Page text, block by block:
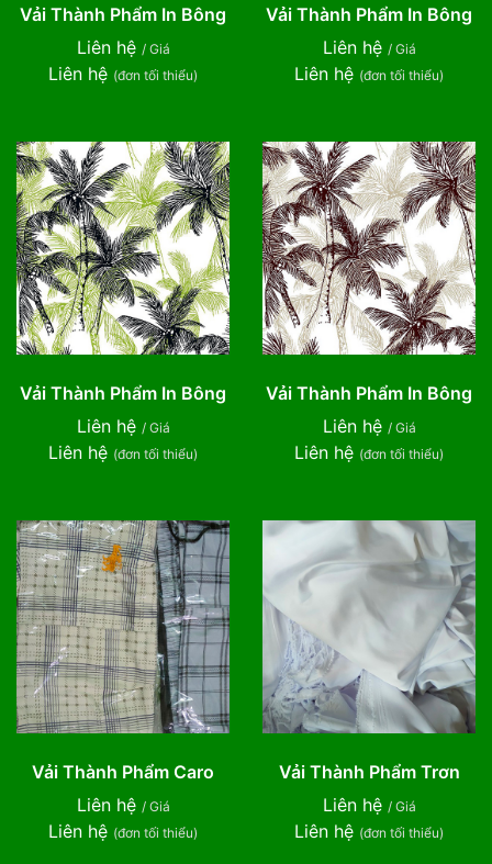
Vải Thành Phẩm In Bông
Liên hệ / Giá
Liên hệ (đơn tối thiểu)
Vải Thành Phẩm In Bông
Liên hệ / Giá
Liên hệ (đơn tối thiểu)
Vải Thành Phẩm In Bông
Liên hệ / Giá
Liên hệ (đơn tối thiểu)
Vải Thành Phẩm In Bông
Liên hệ / Giá
Liên hệ (đơn tối thiểu)
Vải Thành Phẩm Caro
Liên hệ / Giá
Liên hệ (đơn tối thiểu)
Vải Thành Phẩm Trơn
Liên hệ / Giá
Liên hệ (đơn tối thiểu)